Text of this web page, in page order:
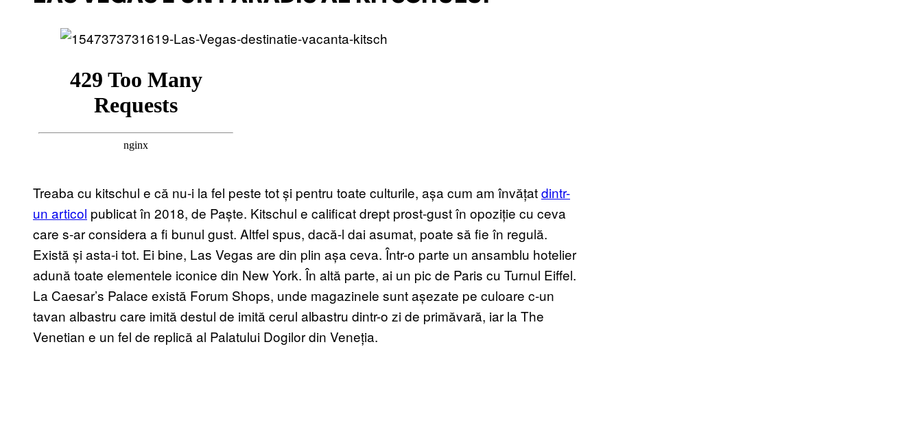
Treaba cu kitschul e că nu-i la fel peste tot și pentru toate culturile, așa cum am învățatdintr-
un articol publicat în 2018, de Paște. Kitschul e calificat drept prost-gust în opoziție cu ceva
care s-ar considera a fi bunul gust. Altfel spus, dacă-l dai asumat, poate să fie în regulă.
Există și asta-i tot. Ei bine, Las Vegas are din plin așa ceva. Într-o parte un ansamblu hotelier
adună toate elementele iconice din New York. În altă parte, ai un pic de Paris cu Turnul Eiffel.
La Caesar’s Palace există Forum Shops, unde magazinele sunt așezate pe culoare c-un
tavan albastru care imită destul de imită cerul albastru dintr-o zi de primăvară, iar la The
Venetian e un fel de replică al Palatului Dogilor din Veneția.